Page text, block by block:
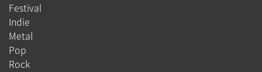
Festival
Indie
Metal
Pop
Rock